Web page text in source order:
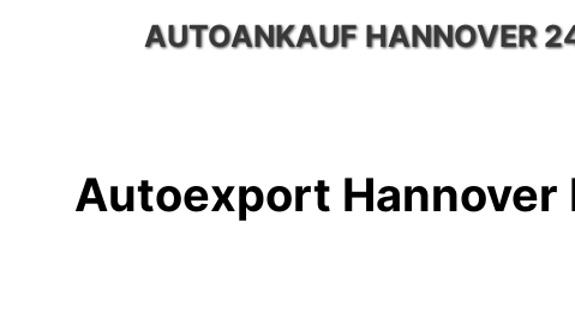
AUTOANKAUF HANNOVER
Autoexport Hannover